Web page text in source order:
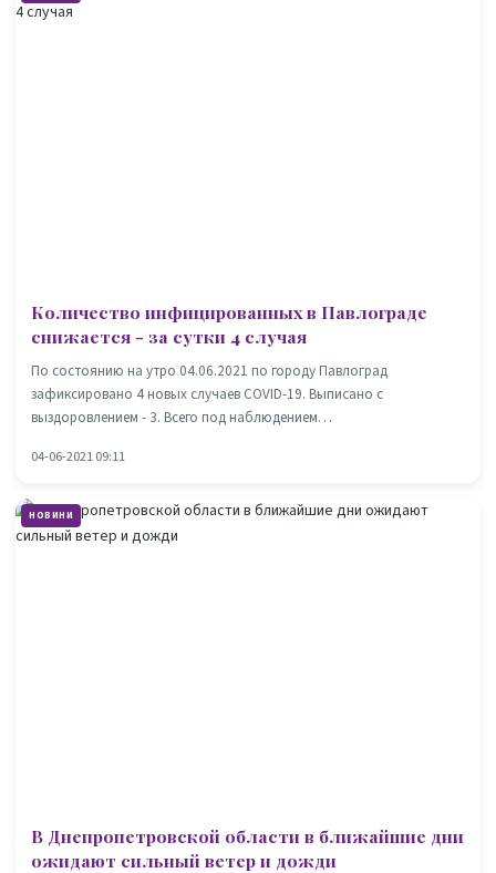
Количество инфицированных в Павлограде
снижается - за сутки 4 случая
По состоянию на утро 04.06.2021 по городу Павлоград
зафиксировано 4 новых случаев COVID-19. Выписано с
выздоровлением - 3. Всего под наблюдением…
04-06-2021 09:11
НОВИНИ
В Днепропетровской области в ближайшие дни
ожидают сильный ветер и дожди